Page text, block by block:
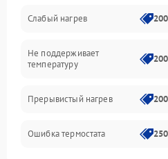
Слабый нагрев
Не поддерживает
температуру
Прерывистый нагрев
Ошибка термостата